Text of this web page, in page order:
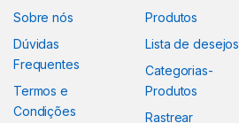
Sobre nós
Dúvidas
Frequentes
Termos e
Condições
Produtos
Lista de desejos
Categorias-
Produtos
Rastrear